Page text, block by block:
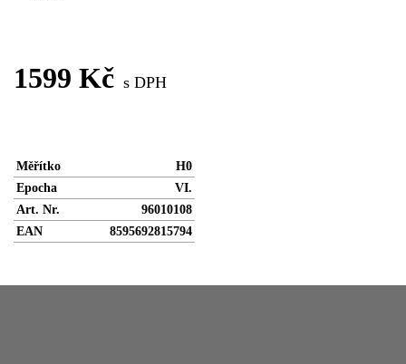
1599 Kč s DPH
Měřítko
H0
Epocha
VI.
Art. Nr.
96010108
EAN
8595692815794